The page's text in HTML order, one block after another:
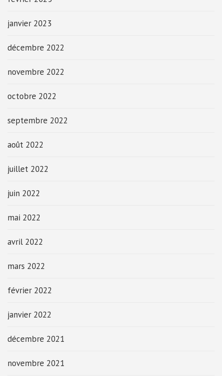
janvier 2023
décembre 2022
novembre 2022
octobre 2022
septembre 2022
août 2022
juillet 2022
juin 2022
mai 2022
avril 2022
mars 2022
février 2022
janvier 2022
décembre 2021
novembre 2021